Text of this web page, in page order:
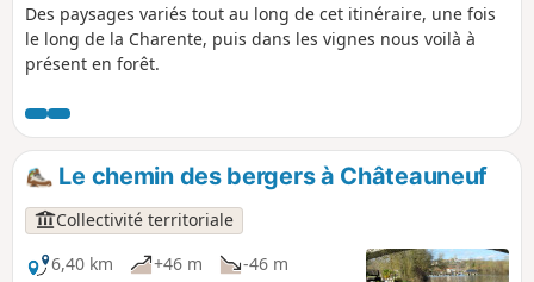
Des paysages variés tout au long de cet itinéraire, une fois
le long de la Charente, puis dans les vignes nous voilà à
présent en forêt.
Le chemin des bergers à Châteauneuf
Collectivité territoriale
6,40 km
+46 m
-46 m